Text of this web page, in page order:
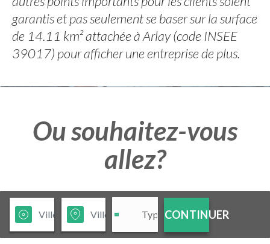
garantis et pas seulement se baser sur la surface
de 14.11 km² attachée à Arlay (code INSEE
39017) pour afficher une entreprise de plus.
Ou souhaitez-vous
allez?
CONTINUER